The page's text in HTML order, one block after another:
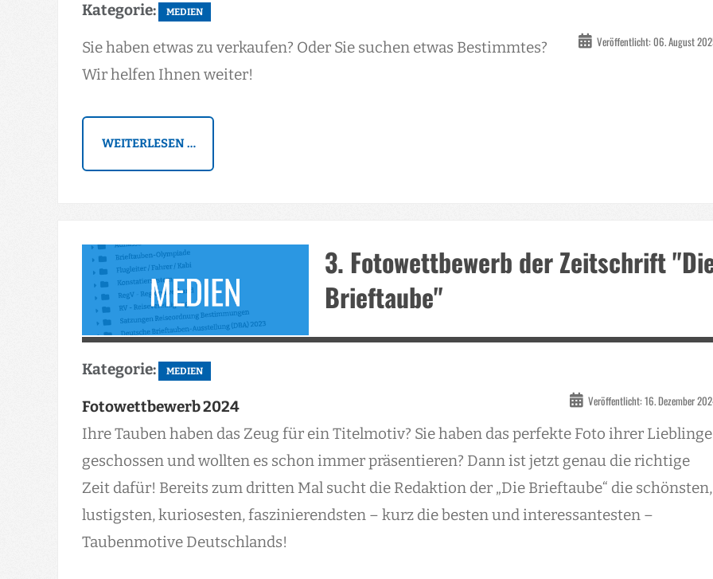
Kategorie: MEDIEN
Veröffentlicht: 06. August
Sie haben etwas zu verkaufen? Oder Sie suchen etwas Bestimmtes?
Wir helfen Ihnen weiter!
WEITERLESEN …
3. Fotowettbewerb der Zeitschrift
Brieftaube"
Kategorie: MEDIEN
Veröffentlicht: 16. Dezember
Fotowettbewerb 2024
Ihre Tauben haben das Zeug für ein Titelmotiv? Sie haben das perfekte Foto ihrer Lieblinge
geschossen und wollten es schon immer präsentieren? Dann ist jetzt genau die richtige
Zeit dafür! Bereits zum dritten Mal sucht die Redaktion der „Die Brieftaube“ die schönsten,
lustigsten, kuriosesten, faszinierendsten – kurz die besten und interessantesten –
Taubenmotive Deutschlands!